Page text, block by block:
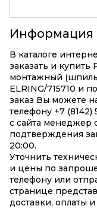
Информация
В каталоге
заказать и купить
монтажный
ELRING/715710 и
заказ Вы можете
телефону +7
с сайта менеджер
подтверждения
20:00.
Уточнить
и цены по
телефону или
странице
доставки, оплаты